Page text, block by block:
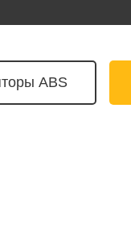
ABS